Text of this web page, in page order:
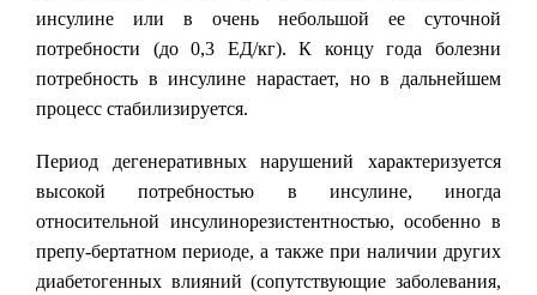
инсулине или в очень небольшой ее суточной
потребности (до 0,3 ЕД/кг). К концу года болезни
потребность в инсулине нарастает, но в дальнейшем
процесс стабилизируется.
Период дегенеративных нарушений характеризуется
высокой потребностью в инсулине, иногда
относительной инсулинорезистентностью, особенно в
препу-бертатном периоде, а также при наличии других
диабетогенных влияний (сопутствующие заболевания,